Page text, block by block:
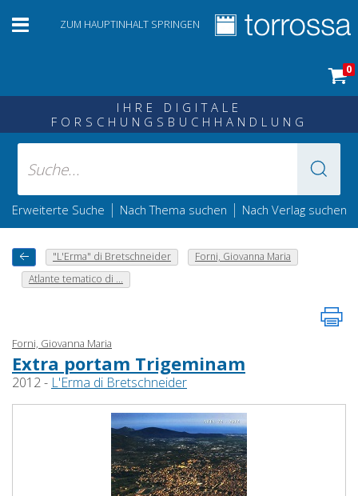
ZUM HAUPTINHALT SPRINGEN
0
IHRE DIGITALE
FORSCHUNGSBUCHHANDLUNG
Erweiterte Suche | Nach Thema suchen | Nach Verlag suchen
"L'Erma" di Bretschneider
Forni, Giovanna Maria
Atlante tematico di ...
Forni, Giovanna Maria
Extra portam Trigeminam
2012 - L'Erma di Bretschneider